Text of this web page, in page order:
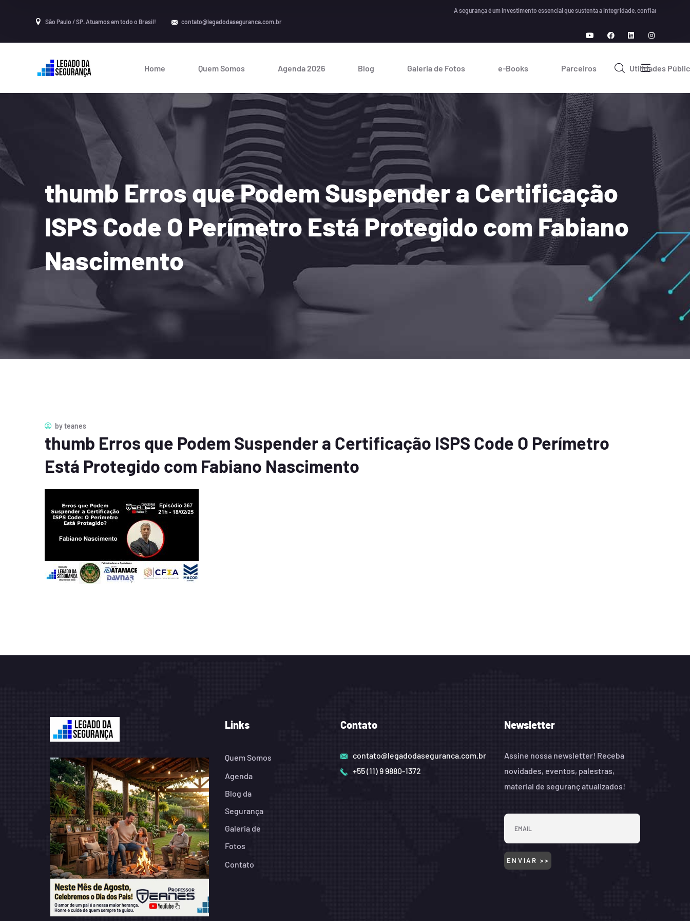
São Paulo / SP. Atuamos em todo o Brasil! contato@legadodaseguranca.com.br
A segurança é um investimento essencial que sustenta a integridade, confiança e
Home Quem Somos Agenda 2026 Blog Galeria de Fotos e-Books Parceiros Utilidades
thumb Erros que Podem Suspender a Certificação
ISPS Code O Perímetro Está Protegido com Fabiano
Nascimento
byteanes
thumb Erros que Podem Suspender a Certificação ISPS Code O Perímetro
Está Protegido com Fabiano Nascimento
Links
Quem Somos
Agenda
Blog da
Segurança
Galeria de
Fotos
Contato
Contato
contato@legadodaseguranca.com.br
+55 (11) 9 9880-1372
Newsletter
Assine nossa newsletter! Receba
novidades, eventos, palestras,
material de seguranç atualizados!